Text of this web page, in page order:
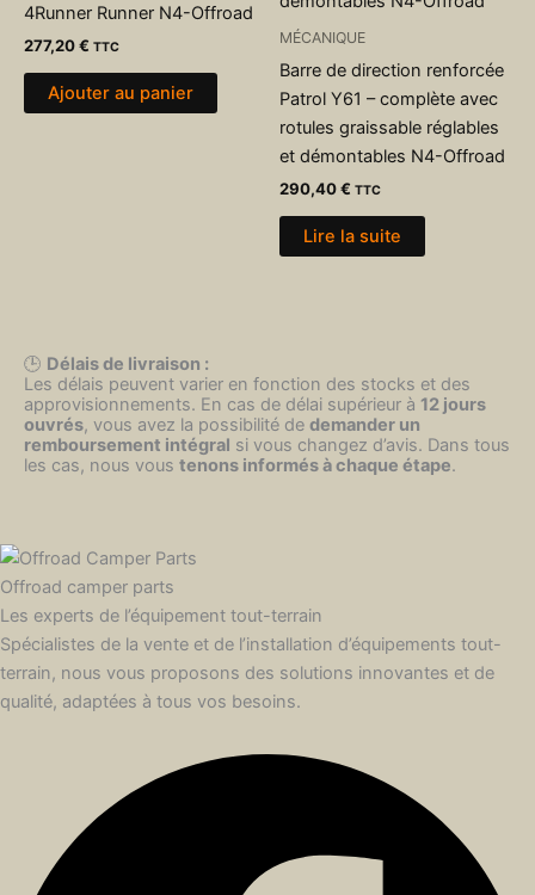
4Runner Runner N4-Offroad
277,20€ TTC
Ajouter au panier
MÉCANIQUE
Barre de direction renforcée
Patrol Y61 – complète avec
rotules graissable réglables
et démontables N4-Offroad
290,40€ TTC
Lire la suite
🕒 Délais de livraison :
Les délais peuvent varier en fonction des stocks et des
approvisionnements. En cas de délai supérieur à 12 jours
ouvrés, vous avez la possibilité de demander un
remboursement intégral si vous changez d’avis. Dans tous
les cas, nous vous tenons informés à chaque étape.
Offroad camper parts
Les experts de l’équipement tout-terrain
Spécialistes de la vente et de l’installation d’équipements tout-
terrain, nous vous proposons des solutions innovantes et de
qualité, adaptées à tous vos besoins.